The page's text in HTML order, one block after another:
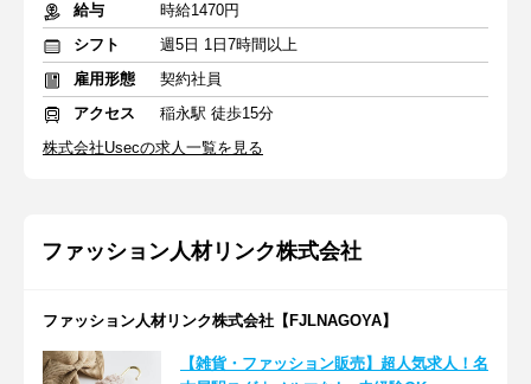
給与
時給1470円
シフト
週5日 1日7時間以上
雇用形態
契約社員
アクセス
稲永駅 徒歩15分
株式会社Usecの求人一覧を見る
ファッション人材リンク株式会社
ファッション人材リンク株式会社【FJLNAGOYA】
【雑貨・ファッション販売】超人気求人！名